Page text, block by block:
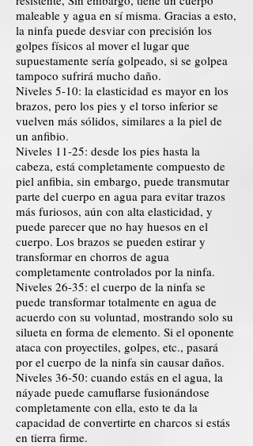
maleable y agua en sí misma. Gracias a esto,
la ninfa puede desviar con precisión los
golpes físicos al mover el lugar que
supuestamente sería golpeado, si se golpea
tampoco sufrirá mucho daño.
Niveles 5-10: la elasticidad es mayor en los
brazos, pero los pies y el torso inferior se
vuelven más sólidos, similares a la piel de
un anfibio.
Niveles 11-25: desde los pies hasta la
cabeza, está completamente compuesto de
piel anfibia, sin embargo, puede transmutar
parte del cuerpo en agua para evitar trazos
más furiosos, aún con alta elasticidad, y
puede parecer que no hay huesos en el
cuerpo. Los brazos se pueden estirar y
transformar en chorros de agua
completamente controlados por la ninfa.
Niveles 26-35: el cuerpo de la ninfa se
puede transformar totalmente en agua de
acuerdo con su voluntad, mostrando solo su
silueta en forma de elemento. Si el oponente
ataca con proyectiles, golpes, etc., pasará
por el cuerpo de la ninfa sin causar daños.
Niveles 36-50: cuando estás en el agua, la
náyade puede camuflarse fusionándose
completamente con ella, esto te da la
capacidad de convertirte en charcos si estás
en tierra firme.